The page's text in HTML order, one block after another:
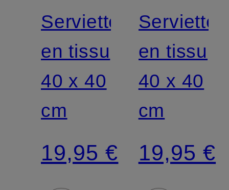
Serviette
en tissu
40 x 40
cm
19,95 €
Serviette
en tissu
40 x 40
cm
19,95 €